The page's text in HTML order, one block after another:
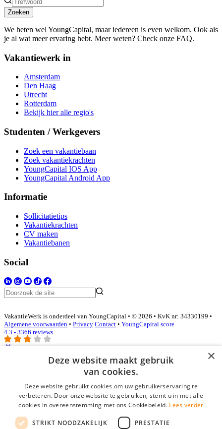
Zoeken
We heten wel YoungCapital, maar iedereen is even welkom. Ook als
je al wat meer ervaring hebt. Meer weten? Check onze FAQ.
Vakantiewerk in
Amsterdam
Den Haag
Utrecht
Rotterdam
Bekijk hier alle regio's
Studenten / Werkgevers
Zoek een vakantiebaan
Zoek vakantiekrachten
YoungCapital IOS App
YoungCapital Android App
Informatie
Sollicitatietips
Vakantiekrachten
CV maken
Vakantiebanen
Social
VakantieWerk is onderdeel van YoungCapital • © 2026 • KvK nr: 34330199 •
Algemene voorwaarden • Privacy Contact • YoungCapital score
4.3 - 3366 reviews
E-mail*
Wachtwoord
login gegevens onthouden
×
Deze website maakt gebruik
van cookies.
Deze website gebruikt cookies om uw gebruikerservaring te
verbeteren. Door onze website te gebruiken, stemt u in met alle
cookies in overeenstemming met ons Cookiebeleid. Lees verder
STRIKT NOODZAKELIJK PRESTATIE